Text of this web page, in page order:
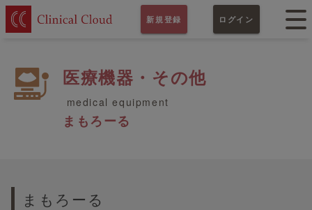
新規登録 ログイン
医療機器・その他
medical equipment
まもろーる
まもろーる